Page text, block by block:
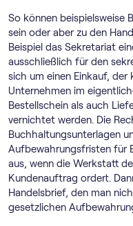
So können beispielsweise
sein oder aber zu den
Beispiel das Sekretariat
ausschließlich für den
sich um einen Einkauf,
Unternehmen im
Bestellschein als auch
vernichtet werden. Die
Buchhaltungsunterlagen
Aufbewahrungsfristen für
aus, wenn die Werkstatt
Kundenauftrag ordert.
Handelsbrief, den man
gesetzlichen